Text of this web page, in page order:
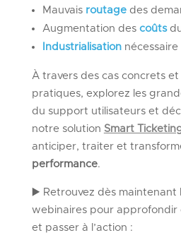
Mauvais routage des
Augmentation des coûts
Industrialisation
À travers des cas concrets et
pratiques, explorez les
du support utilisateurs et
notre solution Smart
anticiper, traiter et
performance.
▶️ Retrouvez dès maintenant
webinaires pour approfondir
et passer à l’action :